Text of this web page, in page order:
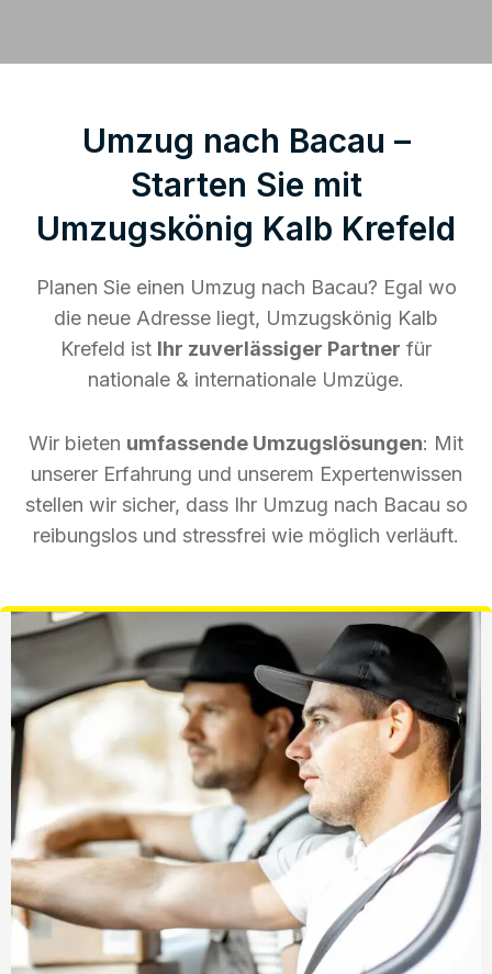
Umzug nach Bacau –
Starten Sie mit
Umzugskönig Kalb Krefeld
Planen Sie einen Umzug nach Bacau? Egal wo
die neue Adresse liegt, Umzugskönig Kalb
Krefeld ist Ihr zuverlässiger Partner für
nationale & internationale Umzüge.
Wir bieten umfassende Umzugslösungen: Mit
unserer Erfahrung und unserem Expertenwissen
stellen wir sicher, dass Ihr Umzug nach Bacau so
reibungslos und stressfrei wie möglich verläuft.